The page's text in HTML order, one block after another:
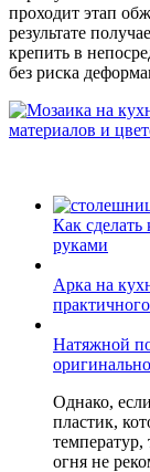
проходит этап
результате
крепить в
без риска
Как
руками
Арка на
Натяжной
Однако,
пластик,
температур,
огня не